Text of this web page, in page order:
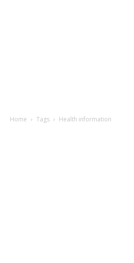
Home Tags Health information